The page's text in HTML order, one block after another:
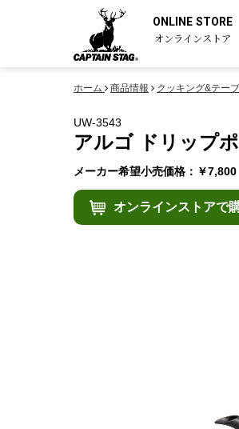
ONLINE STORE
オンラインストア
ホーム 商品情報 クッキング&テー
UW-3543
アルゴ ドリップ
メーカー希望小売価格：￥
オンラインストアで